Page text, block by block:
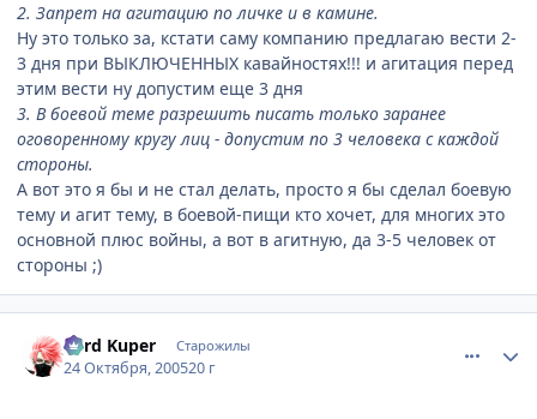
2. Запрет на агитацию по личке и в камине.
Ну это только за, кстати саму компанию предлагаю вести 2-
3 дня при ВЫКЛЮЧЕННЫХ кавайностях!!! и агитация перед
этим вести ну допустим еще 3 дня
3. В боевой теме разрешить писать только заранее
оговоренному кругу лиц - допустим по 3 человека с каждой
стороны.
А вот это я бы и не стал делать, просто я бы сделал боевую
тему и агит тему, в боевой-пищи кто хочет, для многих это
основной плюс войны, а вот в агитную, да 3-5 человек от
стороны ;)
Lord Kuper Старожилы
24 Октября, 200520 г